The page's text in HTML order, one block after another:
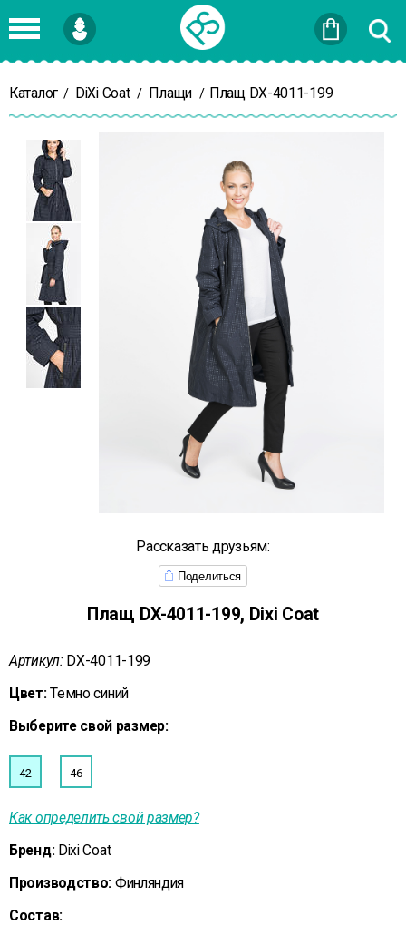
Войти
Каталог / DiXi Coat / Плащи / Плащ DX-4011-199
Рассказать друзьям:
Поделиться
Плащ DX-4011-199, Dixi Coat
Артикул: DX-4011-199
Цвет: Темно синий
Выберите свой размер:
42 46
Как определить свой размер?
Бренд: Dixi Coat
Производство: Финляндия
Состав: